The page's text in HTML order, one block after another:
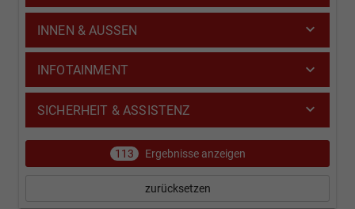
INNEN & AUSSEN
INFOTAINMENT
SICHERHEIT & ASSISTENZ
113 Ergebnisse anzeigen
zurücksetzen